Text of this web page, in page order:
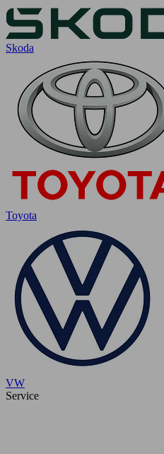
Skoda
Toyota
VW
Service